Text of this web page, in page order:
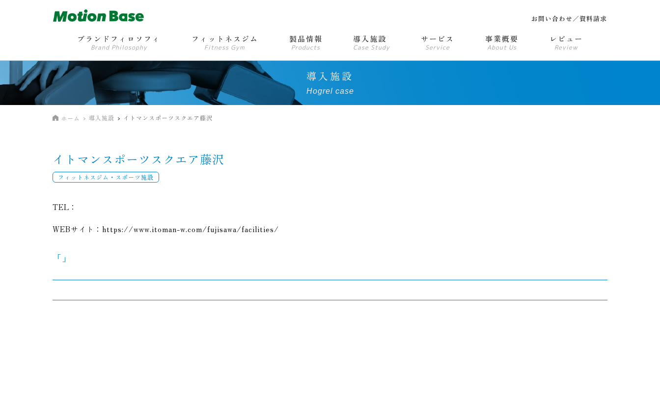
お問い合わせ／資料請求
ブランドフィロソフィ
Brand Philosophy
フィットネスジム
Fitness Gym
製品情報
Products
導入施設
Case Study
サービス
Service
事業概要
About Us
レビュー
Review
導入施設
Hogrel case
ホーム 導入施設 イトマンスポーツスクエア藤沢
イトマンスポーツスクエア藤沢
フィットネスジム・スポーツ施設
TEL：
WEBサイト： https://www.itoman-w.com/fujisawa/facilities/
「」